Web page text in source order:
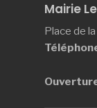
Mairie
Place de